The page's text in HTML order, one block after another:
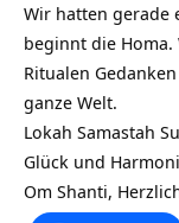
Wir hatten gerade
beginnt die
Ritualen
ganze Welt.
Lokah Samastah
Glück und
Om Shanti,